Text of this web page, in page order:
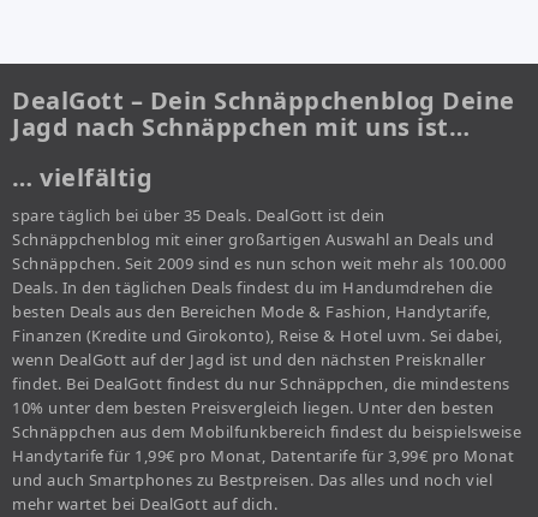
DealGott – Dein Schnäppchenblog Deine
Jagd nach Schnäppchen mit uns ist…
… vielfältig
spare täglich bei über 35 Deals. DealGott ist dein
Schnäppchenblog mit einer großartigen Auswahl an Deals und
Schnäppchen. Seit 2009 sind es nun schon weit mehr als 100.000
Deals. In den täglichen Deals findest du im Handumdrehen die
besten Deals aus den Bereichen Mode & Fashion, Handytarife,
Finanzen (Kredite und Girokonto), Reise & Hotel uvm. Sei dabei,
wenn DealGott auf der Jagd ist und den nächsten Preisknaller
findet. Bei DealGott findest du nur Schnäppchen, die mindestens
10% unter dem besten Preisvergleich liegen. Unter den besten
Schnäppchen aus dem Mobilfunkbereich findest du beispielsweise
Handytarife für 1,99€ pro Monat, Datentarife für 3,99€ pro Monat
und auch Smartphones zu Bestpreisen. Das alles und noch viel
mehr wartet bei DealGott auf dich.